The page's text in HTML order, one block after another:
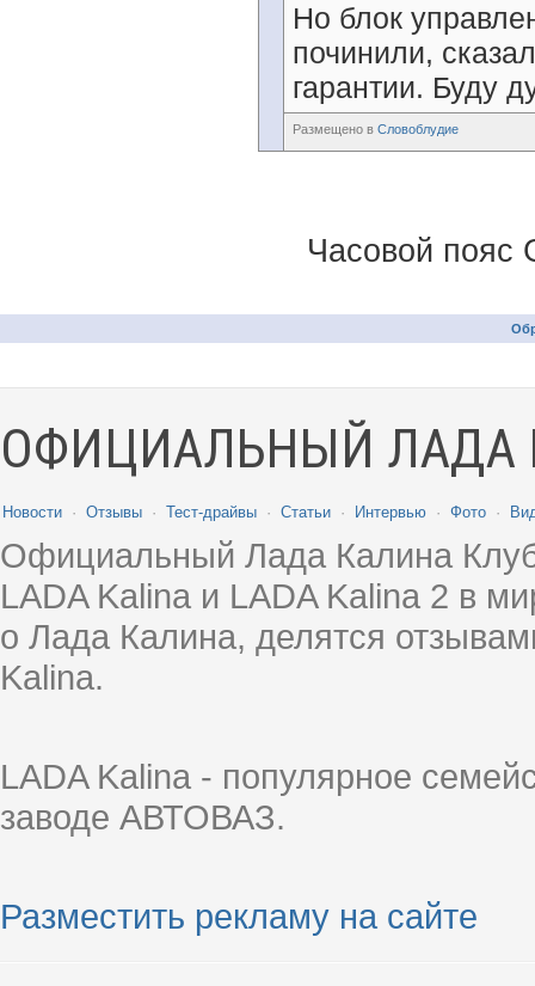
Но блок
починили,
гарантии. Буду
Размещено в Словоблудие
Часовой пояс
ОФИЦИАЛЬНЫЙ ЛАДА
Новости · Отзывы · Тест-драйвы · Статьи · Интервью · Фото ·
Официальный Лада Калина
LADA Kalina и LADA Kalina 2 в
о Лада Калина, делятся
Kalina.
LADA Kalina - популярное
заводе АВТОВАЗ.
Разместить рекламу на сайте